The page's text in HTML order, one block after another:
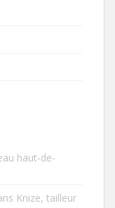
haut-de-
Knize, tailleur